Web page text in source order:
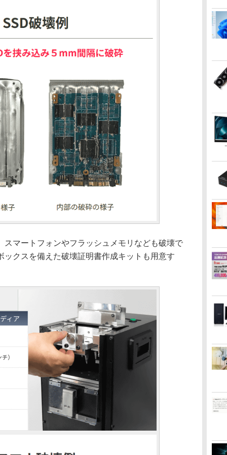
マートフォンやフラッシュメモリなども破壊で
ックスを備えた破壊証明書作成キットも用意す